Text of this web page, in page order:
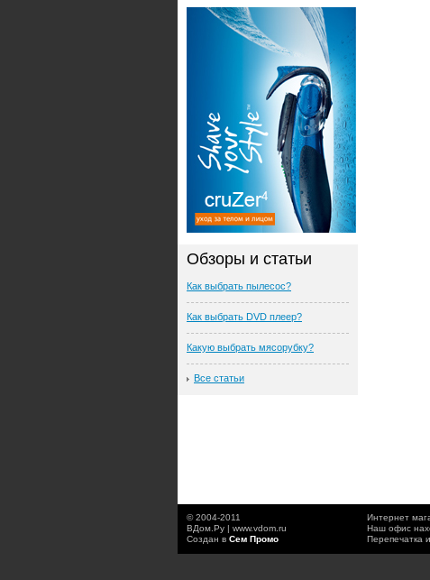
Обзоры и статьи
Как выбрать пылесос?
Как выбрать DVD плеер?
Какую выбрать мясорубку?
Все статьи
© 2004-2011
ВДом.Ру | www.vdom.ru
Создан в Сем Промо
Интернет
Наш офис
Перепечатка